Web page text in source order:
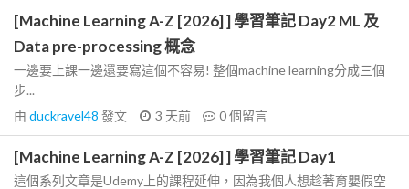
[Machine Learning A-Z [2026] ] 學習筆記 Day2 ML 及
Data pre-processing 概念
一邊要上課一邊還要寫這個不容易! 整個machine learning分成三個
步...
由 duckravel48 發文 3 天前 0個留言
[Machine Learning A-Z [2026] ] 學習筆記 Day1
這個系列文章是Udemy上的課程延伸，因為我個人想趁著育嬰假空